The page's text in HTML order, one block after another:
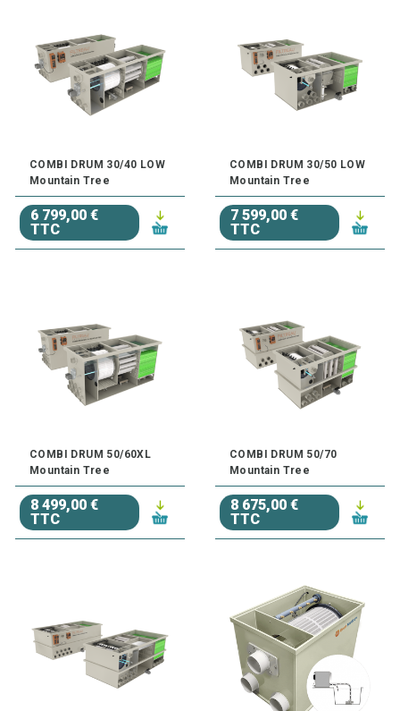
COMBI DRUM 30/40 LOW
Mountain Tree
6 799,00 €
TTC
COMBI DRUM 30/50 LOW
Mountain Tree
7 599,00 €
TTC
COMBI DRUM 50/60XL
Mountain Tree
8 499,00 €
TTC
COMBI DRUM 50/70
Mountain Tree
8 675,00 €
TTC